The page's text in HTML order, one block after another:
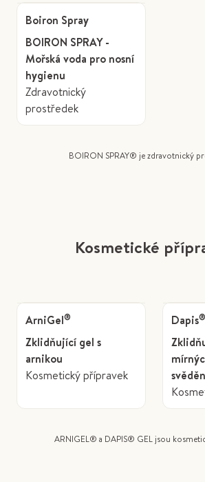
Boiron Spray
BOIRON SPRAY -
Mořská voda pro nosní
hygienu
Zdravotnický
prostředek
BOIRON SPRAY® je zdravotnický
Kosmetické
ArniGel®
Zklidňující gel s
arnikou
Kosmetický přípravek
Dapis®
ARNIGEL® a DAPIS® GEL jsou